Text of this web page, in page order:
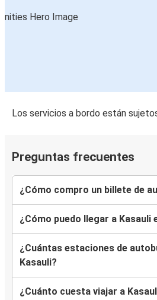
Los servicios a bordo están
Preguntas frecuentes
¿Cómo compro un billete de
¿Cómo puedo llegar a Kasauli
¿Cuántas estaciones de
Kasauli?
¿Cuánto cuesta viajar a